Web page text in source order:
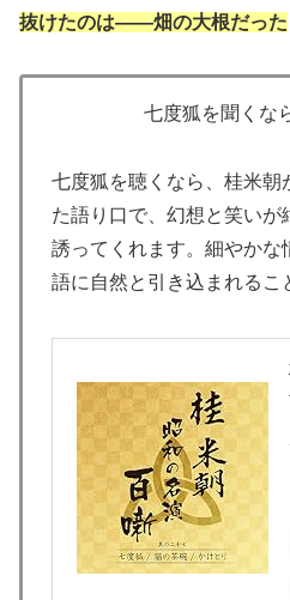
抜けたのは――畑の大根だった
七度狐を聞くな
七度狐を聴くなら、桂米朝
た語り口で、幻想と笑いが
誘ってくれます。細やかな
語に自然と引き込まれるこ